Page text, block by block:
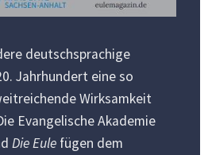
deutschsprachige
Jahrhundert eine so
Wirksamkeit
Evangelische Akademie
Die Eule fügen dem